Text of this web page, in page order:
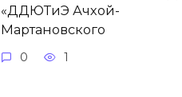
«ДДЮТиЭ Ачхой-
Мартановского
0 1